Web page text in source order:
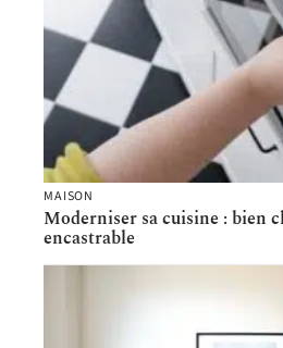
MAISON
Moderniser sa cuisine : bien
encastrable